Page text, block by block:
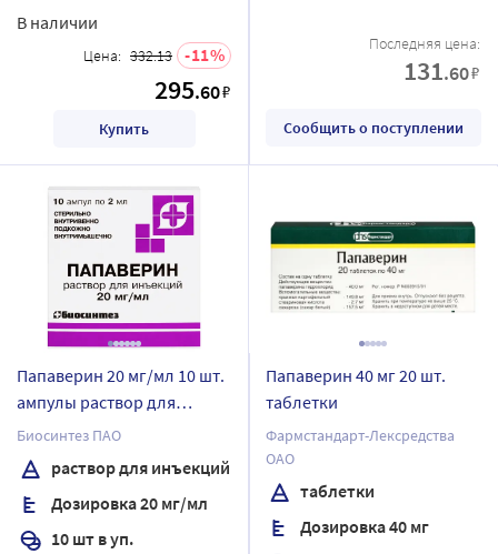
В наличии
Цена: 332.13 11
295.60₽
Купить
Последняя цена:
131.60₽
Сообщить о поступлении
Папаверин 20 мг/мл 10 шт.
ампулы раствор для
инъекций 2 мл
Биосинтез ПАО
раствор для инъекций
Дозировка 20 мг/мл
10 шт в уп.
Папаверин 40 мг 20 шт.
таблетки
Фармстандарт-Лексредства
ОАО
таблетки
Дозировка 40 мг